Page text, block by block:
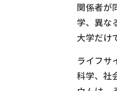
関係者が
学、異な
大学だけ
ライフサ
科学、社